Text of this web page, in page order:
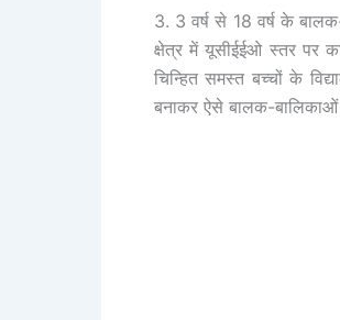
3. 3 वर्ष से 18 वर्ष के
क्षेत्र में यूसीईईओ स्तर पर
चिन्हित समस्त बच्चों के
बनाकर ऐसे बालक-बालिकाओं